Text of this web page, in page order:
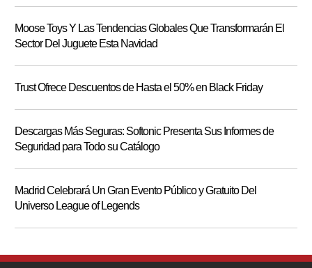
Moose Toys Y Las Tendencias Globales Que Transformarán El
Sector Del Juguete Esta Navidad
Trust Ofrece Descuentos de Hasta el 50% en Black Friday
Descargas Más Seguras: Softonic Presenta Sus Informes de
Seguridad para Todo su Catálogo
Madrid Celebrará Un Gran Evento Público y Gratuito Del
Universo League of Legends